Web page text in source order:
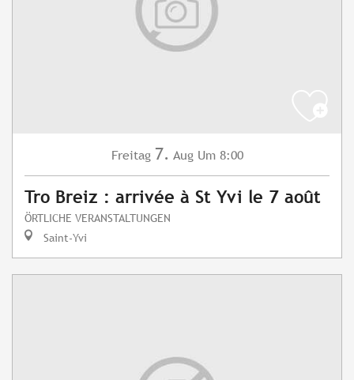
Freitag 7. Aug Um 8:00
Tro Breiz : arrivée à St Yvi le 7 août
ÖRTLICHE VERANSTALTUNGEN
Saint-Yvi